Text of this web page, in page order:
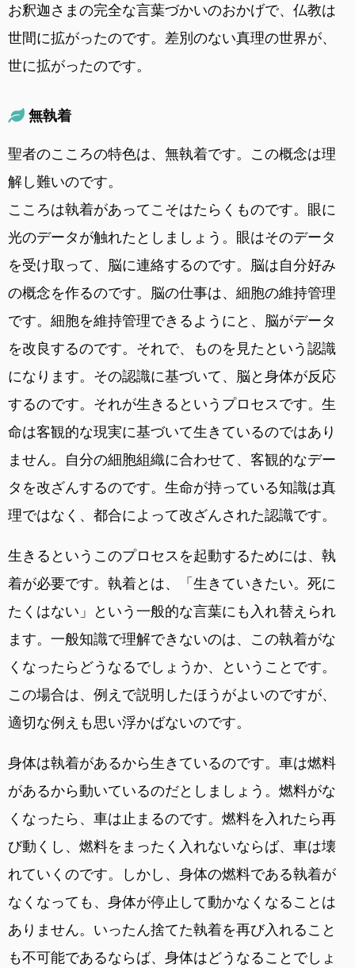
お釈迦さまの完全な言葉づかいのおかげで、仏教は
世間に拡がったのです。差別のない真理の世界が、
世に拡がったのです。
無執着
聖者のこころの特色は、無執着です。この概念は理
解し難いのです。
こころは執着があってこそはたらくものです。眼に
光のデータが触れたとしましょう。眼はそのデータ
を受け取って、脳に連絡するのです。脳は自分好み
の概念を作るのです。脳の仕事は、細胞の維持管理
です。細胞を維持管理できるようにと、脳がデータ
を改良するのです。それで、ものを見たという認識
になります。その認識に基づいて、脳と身体が反応
するのです。それが生きるというプロセスです。生
命は客観的な現実に基づいて生きているのではあり
ません。自分の細胞組織に合わせて、客観的なデー
タを改ざんするのです。生命が持っている知識は真
理ではなく、都合によって改ざんされた認識です。
生きるというこのプロセスを起動するためには、執
着が必要です。執着とは、「生きていきたい。死に
たくはない」という一般的な言葉にも入れ替えられ
ます。一般知識で理解できないのは、この執着がな
くなったらどうなるでしょうか、ということです。
この場合は、例えで説明したほうがよいのですが、
適切な例えも思い浮かばないのです。
身体は執着があるから生きているのです。車は燃料
があるから動いているのだとしましょう。燃料がな
くなったら、車は止まるのです。燃料を入れたら再
び動くし、燃料をまったく入れないならば、車は壊
れていくのです。しかし、身体の燃料である執着が
なくなっても、身体が停止して動かなくなることは
ありません。いったん捨てた執着を再び入れること
も不可能であるならば、身体はどうなることでしょ